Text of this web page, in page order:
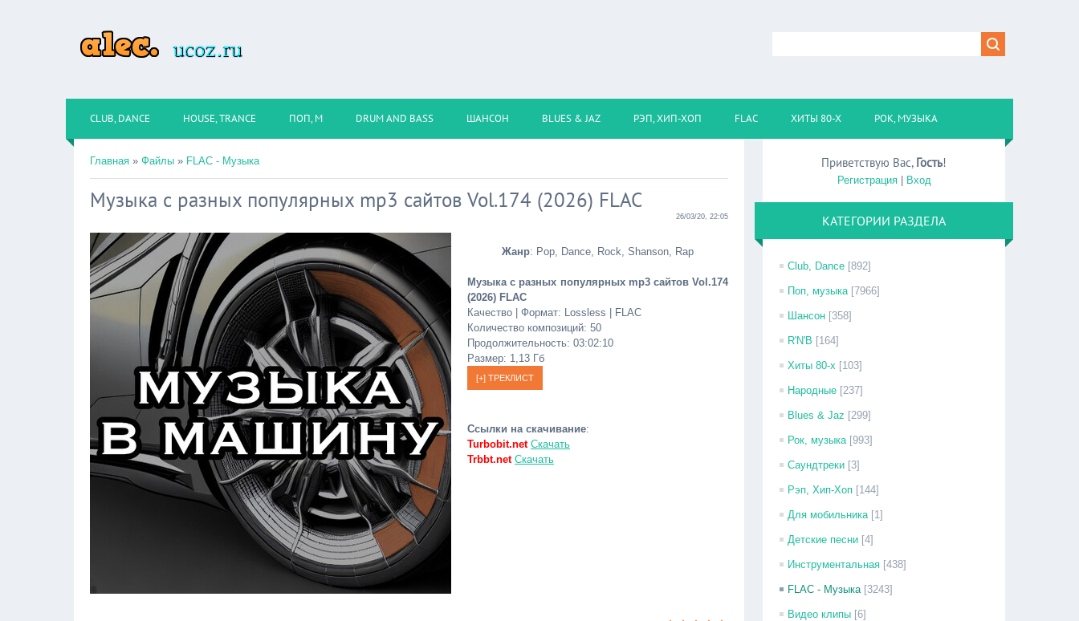
CLUB, DANCE HOUSE, TRANCE ПОП, М DRUM AND BASS ШАНСОН BLUES & JAZ РЭП, ХИП-ХОП FLAC ХИТЫ 80-Х РОК, МУЗЫКА
Главная » Файлы » FLAC - Музыка
Музыка с разных популярных mp3 сайтов Vol.174 (2026) FLAC
26/03/20, 22:05
Жанр: Pop, Dance, Rock, Shanson, Rap
Музыка с разных популярных mp3 сайтов Vol.174
(2026) FLAC
Качество | Формат: Lossless | FLAC
Количество композиций: 50
Продолжительность: 03:02:10
Размер: 1,13 Гб
Ссылки на скачивание:
Turbobit.net Скачать
Trbbt.net Скачать
Приветствую Вас, Гость!
Регистрация| Вход
КАТЕГОРИИ РАЗДЕЛА
Club, Dance [892]
Поп, музыка [7966]
Шансон [358]
R'N'B [164]
Хиты 80-х [103]
Народные [237]
Blues & Jaz [299]
Рок, музыка [993]
Саундтреки [3]
Рэп, Хип-Хоп [144]
Для мобильника [1]
Детские песни [4]
Инструментальная [438]
FLAC - Музыка [3243]
Видео клипы [6]